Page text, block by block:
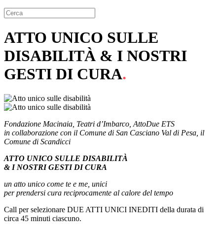
ATTO UNICO SULLE
DISABILITÀ & I NOSTRI
GESTI DI CURA.
Fondazione Macinaia, Teatri d’Imbarco, AttoDue ETS
in collaborazione con il Comune di San Casciano Val di Pesa, il
Comune di Scandicci
ATTO UNICO SULLE DISABILITÀ
& I NOSTRI GESTI DI CURA
un atto unico come te e me, unici
per prendersi cura reciprocamente al calore del tempo
Call per selezionare DUE ATTI UNICI INEDITI della durata di
circa 45 minuti ciascuno.